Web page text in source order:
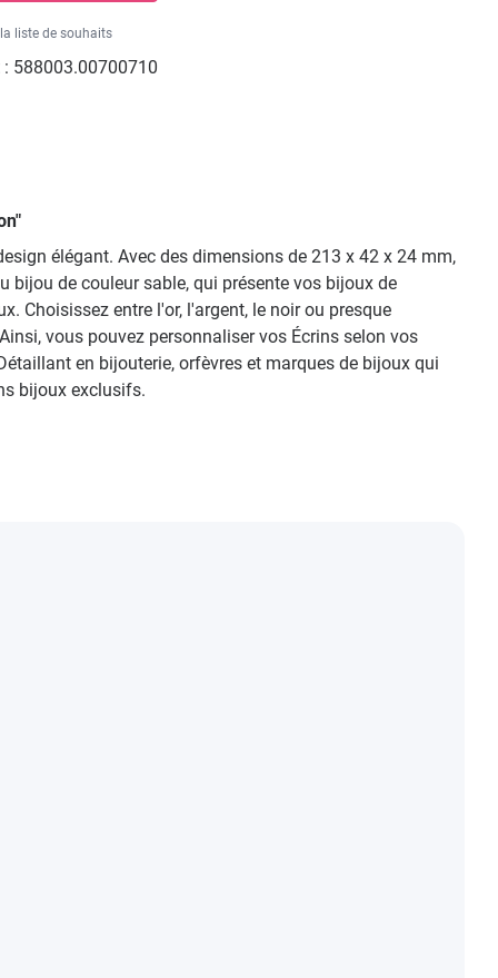
liste de souhaits
588003.00700710
élégant. Avec des dimensions de 213 x 42 x 24 mm,
de couleur sable, qui présente vos bijoux de
Choisissez entre l'or, l'argent, le noir ou presque
vous pouvez personnaliser vos Écrins selon vos
en bijouterie, orfèvres et marques de bijoux qui
bijoux exclusifs.